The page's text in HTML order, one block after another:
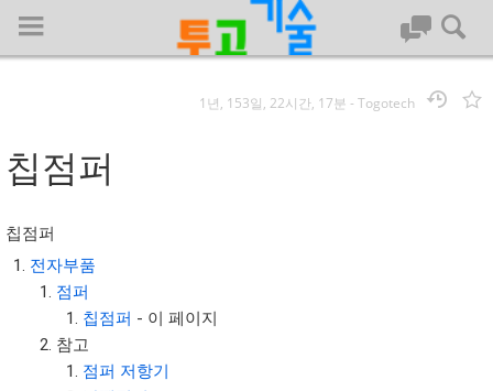
대문
회사명 :
투고기술
| 대표 : 김명기 | 사업자번호 : 142-08-78939
전화 : 031-8065-5299 | 주소 : (16954)) 경기도 용인시 기흥구 흥덕1
로 13, B동(complex동) 1213호(영덕동,흥덕IT밸리)
1년, 153일, 22시간, 17분 -Togotech
칩점퍼
칩점퍼
전자부품
점퍼
칩점퍼 - 이 페이지
참고
점퍼 저항기